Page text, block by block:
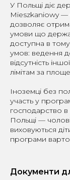
У Польщі діє
Mieszkaniowy —
дозволяє
умови що
доступна в
умов: ведення
відсутність
лімітам за
Іноземці без
участь у
господарство
Польщі —
виховуються
програми
Документи